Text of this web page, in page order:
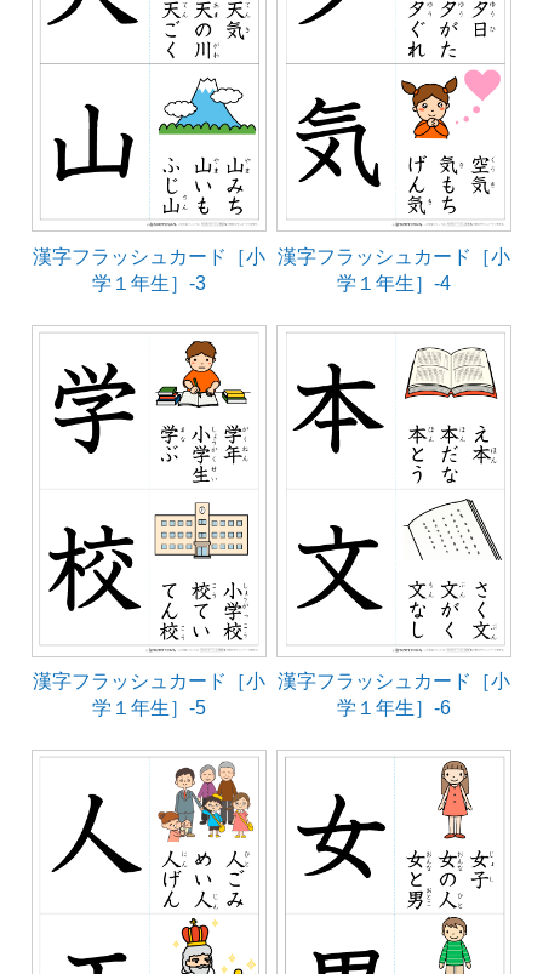
漢字フラッシュカード［小
学１年生］-3
漢字フラッシュカード［小
学１年生］-4
漢字フラッシュカード［小
学１年生］-5
漢字フラッシュカード［小
学１年生］-6